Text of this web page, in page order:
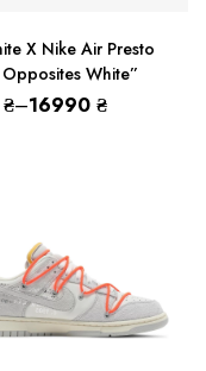
X Nike Air Presto
White”
₴–16990 ₴